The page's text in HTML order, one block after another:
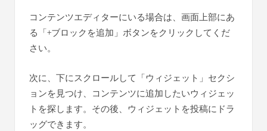
コンテンツエディターにいる場合は、画面上部にあ
る「+ブロックを追加」ボタンをクリックしてくだ
さい。
次に、下にスクロールして「ウィジェット」セクシ
ョンを見つけ、コンテンツに追加したいウィジェッ
トを探します。その後、ウィジェットを投稿にドラ
ッグできます。